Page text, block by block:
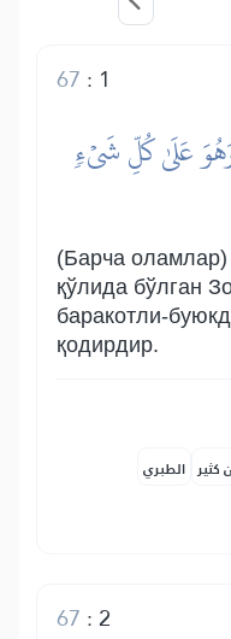
1
:
67
عَلَىٰ كُلِّ شَيۡءٖ
(Барча
қўлида бўлган
баракотли-
қодирдир.
كثير الطبري
2
:
67